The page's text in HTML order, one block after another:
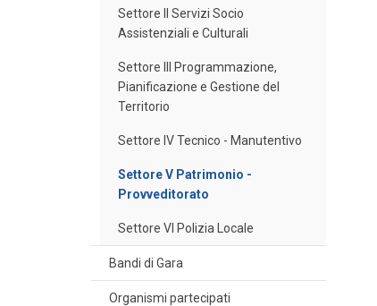
Settore II Servizi Socio
Assistenziali e Culturali
Settore III Programmazione,
Pianificazione e Gestione del
Territorio
Settore IV Tecnico - Manutentivo
Settore V Patrimonio -
Provveditorato
Settore VI Polizia Locale
Bandi di Gara
Organismi partecipati